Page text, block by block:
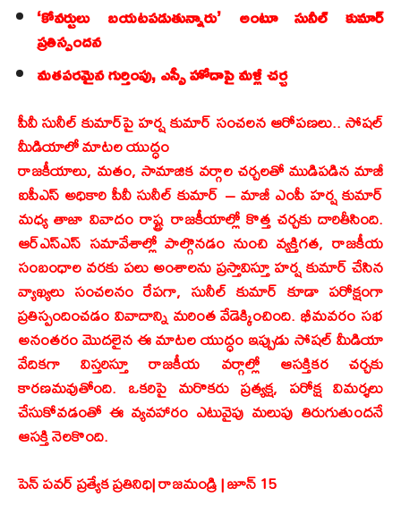
‘కోవర్టులు బయటపడుతున్నారు’ అంటూ సునీల్ కుమార్
ప్రతిస్పందన
మతపరమైన గుర్తింపు, ఎస్సీ హోదాపై మళ్లీ చర్చ
పీవీ సునీల్ కుమార్‌పై హర్ష కుమార్ సంచలన ఆరోపణలు.. సోషల్
మీడియాలో మాటల యుద్ధం
రాజకీయాలు, మతం, సామాజిక వర్గాల చర్చలతో ముడిపడిన మాజీ
ఐపీఎస్ అధికారి పీవీ సునీల్ కుమార్ – మాజీ ఎంపీ హర్ష కుమార్
మధ్య తాజా వివాదం రాష్ట్ర రాజకీయాల్లో కొత్త చర్చకు దారితీసింది.
ఆర్ఎస్ఎస్ సమావేశాల్లో పాల్గొనడం నుంచి వ్యక్తిగత, రాజకీయ
సంబంధాల వరకు పలు అంశాలను ప్రస్తావిస్తూ హర్ష కుమార్ చేసిన
వ్యాఖ్యలు సంచలనం రేపగా, సునీల్ కుమార్ కూడా పరోక్షంగా
ప్రతిస్పందించడం వివాదాన్ని మరింత వేడెక్కించింది. భీమవరం సభ
అనంతరం మొదలైన ఈ మాటల యుద్ధం ఇప్పుడు సోషల్ మీడియా
వేదికగా విస్తరిస్తూ రాజకీయ వర్గాల్లో ఆసక్తికర చర్చకు
కారణమవుతోంది. ఒకరిపై మరొకరు ప్రత్యక్ష, పరోక్ష విమర్శలు
చేసుకోవడంతో ఈ వ్యవహారం ఎటువైపు మలుపు తిరుగుతుందనే
ఆసక్తి నెలకొంది.
పెన్ పవర్ ప్రత్యేక ప్రతినిధి| రాజమండ్రి | జూన్ 15